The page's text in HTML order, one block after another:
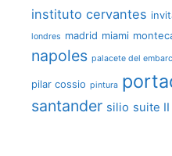
instituto cervantes
londres madrid miami
napoles palacete del
pilar cossio pintura
santander silio suite II